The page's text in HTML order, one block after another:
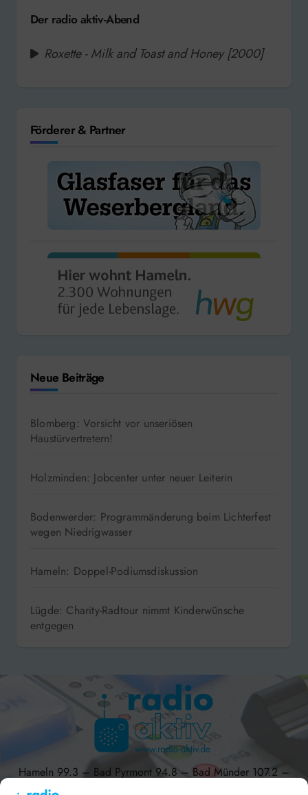
Der radio aktiv-Abend
Roxette - Milk and Toast and Honey [2000]
Förderer & Partner
Neue Beiträge
Blomberg: Vorsicht vor unseriösen
Haustürvertretern!
Holzminden: Jobcenter unter neuer Leiterin
Bodenwerder: Programmänderung beim Lichterfest
wegen Niedrigwasser
Hameln: Doppel-Podiumsdiskussion
Lügde: Charity-Radtour nimmt Kinderwünsche
entgegen
Hameln 99.3 – Bad Pyrmont 94.8 – Bad Münder 107.2 –
DAB+ 9C